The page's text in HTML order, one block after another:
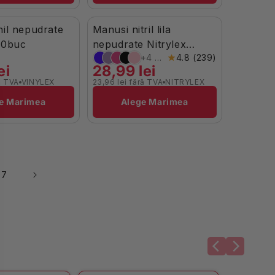
nepudrate
VINYLEX
Marimea
Stoc Limitat
Manusi nitril lila
nepudrate Nitrylex
100buc
+4 culori 4.8 (239)
28,99 lei
23,96 lei fără TVA
Brand: NITRYLEX
Alege Marimea